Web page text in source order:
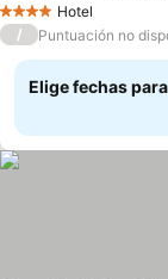
4 EstrellasHotel
/ Puntuación no
Elige fechas